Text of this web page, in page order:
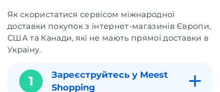
Як скористатися сервісом міжнародної
доставки покупок з інтернет-магазинів Європи,
США та Канади, які не мають прямої доставки в
Україну.
1
Зареєструйтесь у Meest
Shopping